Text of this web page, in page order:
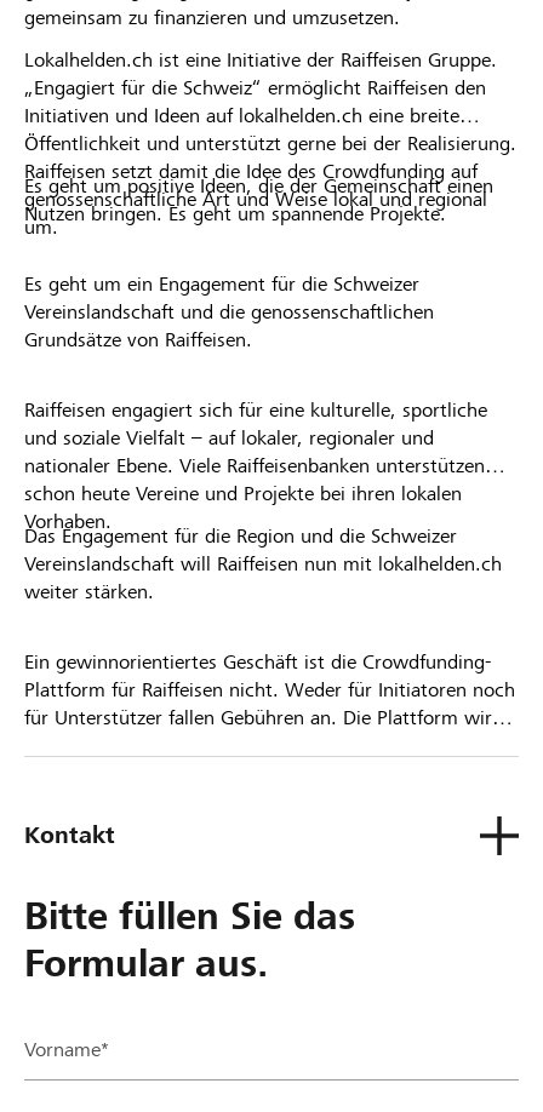
gemeinsam zu finanzieren und umzusetzen.
Lokalhelden.ch ist eine Initiative der Raiffeisen Gruppe.
„Engagiert für die Schweiz“ ermöglicht Raiffeisen den
Initiativen und Ideen auf lokalhelden.ch eine breite
Öffentlichkeit und unterstützt gerne bei der Realisierung.
Raiffeisen setzt damit die Idee des Crowdfunding auf
genossenschaftliche Art und Weise lokal und regional
um.
Es geht um positive Ideen, die der Gemeinschaft einen
Nutzen bringen. Es geht um spannende Projekte.
Es geht um ein Engagement für die Schweizer
Vereinslandschaft und die genossenschaftlichen
Grundsätze von Raiffeisen.
Raiffeisen engagiert sich für eine kulturelle, sportliche
und soziale Vielfalt – auf lokaler, regionaler und
nationaler Ebene. Viele Raiffeisenbanken unterstützen
schon heute Vereine und Projekte bei ihren lokalen
Vorhaben.
Das Engagement für die Region und die Schweizer
Vereinslandschaft will Raiffeisen nun mit lokalhelden.ch
weiter stärken.
Ein gewinnorientiertes Geschäft ist die Crowdfunding-
Plattform für Raiffeisen nicht. Weder für Initiatoren noch
für Unterstützer fallen Gebühren an. Die Plattform wird
Kontakt
Bitte füllen Sie das
Formular aus.
Vorname*